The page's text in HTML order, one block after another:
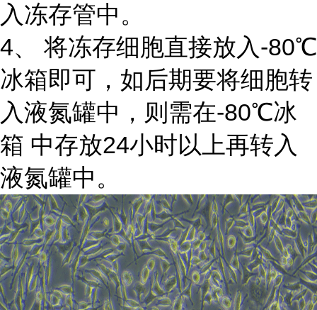
入冻存管中。
4、 将冻存细胞直接放入-80℃
冰箱即可，如后期要将细胞转
入液氮罐中，则需在-80℃冰
箱 中存放24小时以上再转入
液氮罐中。